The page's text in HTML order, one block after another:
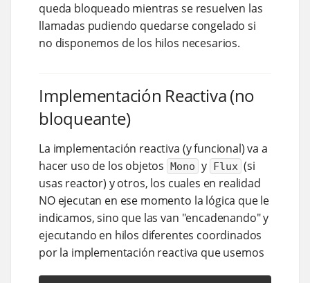
queda bloqueado mientras se resuelven las
llamadas pudiendo quedarse congelado si
no disponemos de los hilos necesarios.
Implementación Reactiva (no
bloqueante)
La implementación reactiva (y funcional) va a
hacer uso de los objetos Mono y Flux (si
usas reactor) y otros, los cuales en realidad
NO ejecutan en ese momento la lógica que le
indicamos, sino que las van "encadenando" y
ejecutando en hilos diferentes coordinados
por la implementación reactiva que usemos